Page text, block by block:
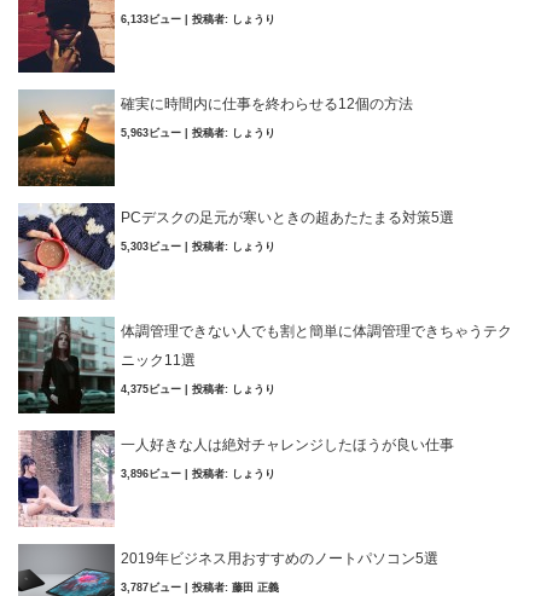
6,133ビュー 投稿者: しょうり
確実に時間内に仕事を終わらせる12個の方法
5,963ビュー 投稿者: しょうり
PCデスクの足元が寒いときの超あたたまる対策5選
5,303ビュー 投稿者: しょうり
体調管理できない人でも割と簡単に体調管理できちゃうテク
ニック11選
4,375ビュー 投稿者: しょうり
一人好きな人は絶対チャレンジしたほうが良い仕事
3,896ビュー 投稿者: しょうり
2019年ビジネス用おすすめのノートパソコン5選
3,787ビュー 投稿者: 藤田 正義